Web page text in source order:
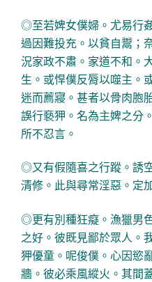
◎至若婢女僕婦。尤易行
過因難投充。以貧自鬻；
況家政不肅。家道不和。
生。或悍僕反脣以噬主。
迷而薦寢。甚者以骨肉胞
誤行褻狎。名為主婢之分
所不忍言。
◎又有假隨喜之行蹤。誘
清修。此與尋常淫惡。定
◎更有別種狂癡。漁獵男
之好。彼既見鄙於眾人。
狎優童。呢俊僕。心因慾
牆。彼必乘風縱火。其間